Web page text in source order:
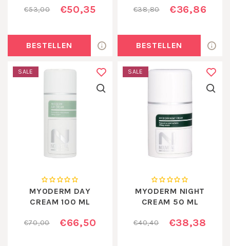
€53,00 €50,35
BESTELLEN
€38,80 €36,86
BESTELLEN
SALE
MYODERM DAY
CREAM 100 ML
€70,00 €66,50
SALE
MYODERM NIGHT
CREAM 50 ML
€40,40 €38,38